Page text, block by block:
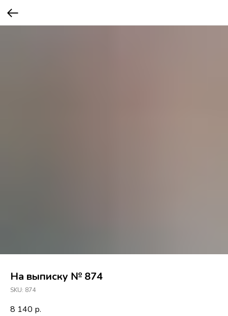
На выписку № 874
SKU: 874
8 140 р.